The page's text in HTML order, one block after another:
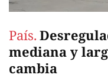
País.
mediana y
cambia